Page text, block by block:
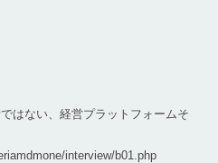
はない、経営プラットフォームそ
interview/b01.php